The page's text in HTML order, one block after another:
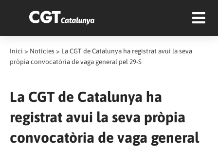
Inici > Notícies > La CGT de Catalunya ha registrat avui la seva
pròpia convocatòria de vaga general pel 29-S
La CGT de Catalunya ha
registrat avui la seva pròpia
convocatòria de vaga general